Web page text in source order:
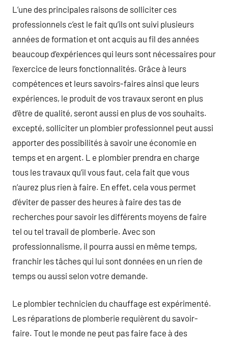
L’une des principales raisons de solliciter ces
professionnels c’est le fait qu’ils ont suivi plusieurs
années de formation et ont acquis au fil des années
beaucoup d’expériences qui leurs sont nécessaires pour
l’exercice de leurs fonctionnalités. Grâce à leurs
compétences et leurs savoirs-faires ainsi que leurs
expériences, le produit de vos travaux seront en plus
d’être de qualité, seront aussi en plus de vos souhaits.
excepté, solliciter un plombier professionnel peut aussi
apporter des possibilités à savoir une économie en
temps et en argent. L e plombier prendra en charge
tous les travaux qu’il vous faut, cela fait que vous
n’aurez plus rien à faire. En effet, cela vous permet
d’éviter de passer des heures à faire des tas de
recherches pour savoir les différents moyens de faire
tel ou tel travail de plomberie. Avec son
professionnalisme, il pourra aussi en même temps,
franchir les tâches qui lui sont données en un rien de
temps ou aussi selon votre demande.
Le plombier technicien du chauffage est expérimenté.
Les réparations de plomberie requièrent du savoir-
faire. Tout le monde ne peut pas faire face à des